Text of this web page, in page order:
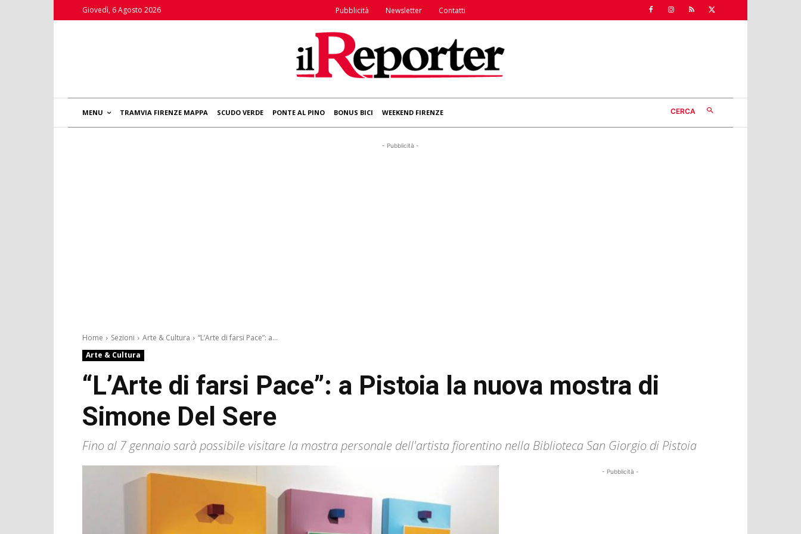
Giovedì, 6 Agosto 2026 Pubblicità Newsletter Contatti
MENU TRAMVIA FIRENZE MAPPA SCUDO VERDE PONTE AL PINO BONUS BICI WEEKEND FIRENZE CERCA
- Pubblicità -
Home Sezioni Arte & Cultura
“L’Arte di farsi Pace”: a...
Arte & Cultura
“L’Arte di farsi Pace”: a Pistoia la nuova mostra di
Simone Del Sere
Fino al 7 gennaio sarà possibile visitare la mostra personale dell'artista fiorentino nella Biblioteca San Giorgio di Pistoia
- Pubblicità -